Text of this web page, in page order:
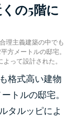
の5階に
理主義建築の中でも
方メートルの邸宅。
って設計された。
格式高い建物
トルの邸宅。
タルッピによ